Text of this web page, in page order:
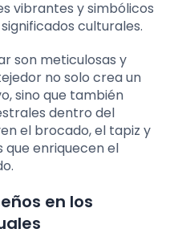
vibrantes y simbólicos
culturales.
son meticulosas y
no solo crea un
sino que también
dentro del
el brocado, el tapiz y
que enriquecen el
en los